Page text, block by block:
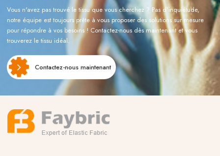
Vous n'avez pas trouvé le tissu que vous cherchez ? Pas d'inquiétude,
notre équipe est toujours prête à vous proposer des solutions sur mesure
pour répondre à vos besoins ! Contactez-nous dès maintenant et vous
trouverez le tissu idéal.
Contactez-nous maintenant